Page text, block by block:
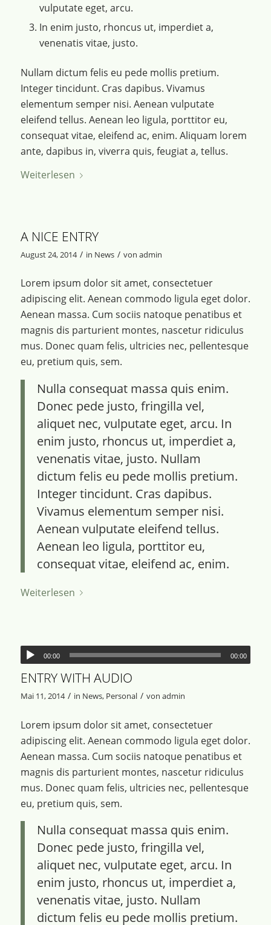
vulputate eget, arcu.
In enim justo, rhoncus ut, imperdiet a,
venenatis vitae, justo.
Nullam dictum felis eu pede mollis pretium.
Integer tincidunt. Cras dapibus. Vivamus
elementum semper nisi. Aenean vulputate
eleifend tellus. Aenean leo ligula, porttitor eu,
consequat vitae, eleifend ac, enim. Aliquam lorem
ante, dapibus in, viverra quis, feugiat a, tellus.
Weiterlesen
A NICE ENTRY
August 24, 2014 / in News / von admin
Lorem ipsum dolor sit amet, consectetuer
adipiscing elit. Aenean commodo ligula eget dolor.
Aenean massa. Cum sociis natoque penatibus et
magnis dis parturient montes, nascetur ridiculus
mus. Donec quam felis, ultricies nec, pellentesque
eu, pretium quis, sem.
Nulla consequat massa quis enim.
Donec pede justo, fringilla vel,
aliquet nec, vulputate eget, arcu. In
enim justo, rhoncus ut, imperdiet a,
venenatis vitae, justo. Nullam
dictum felis eu pede mollis pretium.
Integer tincidunt. Cras dapibus.
Vivamus elementum semper nisi.
Aenean vulputate eleifend tellus.
Aenean leo ligula, porttitor eu,
consequat vitae, eleifend ac, enim.
Weiterlesen
00:00 00:00
ENTRY WITH AUDIO
Mai 11, 2014 / in News, Personal / von admin
Lorem ipsum dolor sit amet, consectetuer
adipiscing elit. Aenean commodo ligula eget dolor.
Aenean massa. Cum sociis natoque penatibus et
magnis dis parturient montes, nascetur ridiculus
mus. Donec quam felis, ultricies nec, pellentesque
eu, pretium quis, sem.
Nulla consequat massa quis enim.
Donec pede justo, fringilla vel,
aliquet nec, vulputate eget, arcu. In
enim justo, rhoncus ut, imperdiet a,
venenatis vitae, justo. Nullam
dictum felis eu pede mollis pretium.